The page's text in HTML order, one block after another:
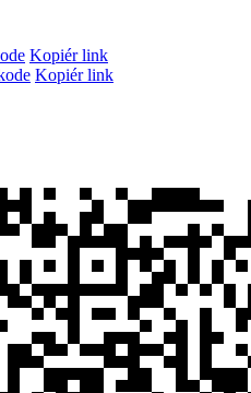
Kopiér link
Kopiér link